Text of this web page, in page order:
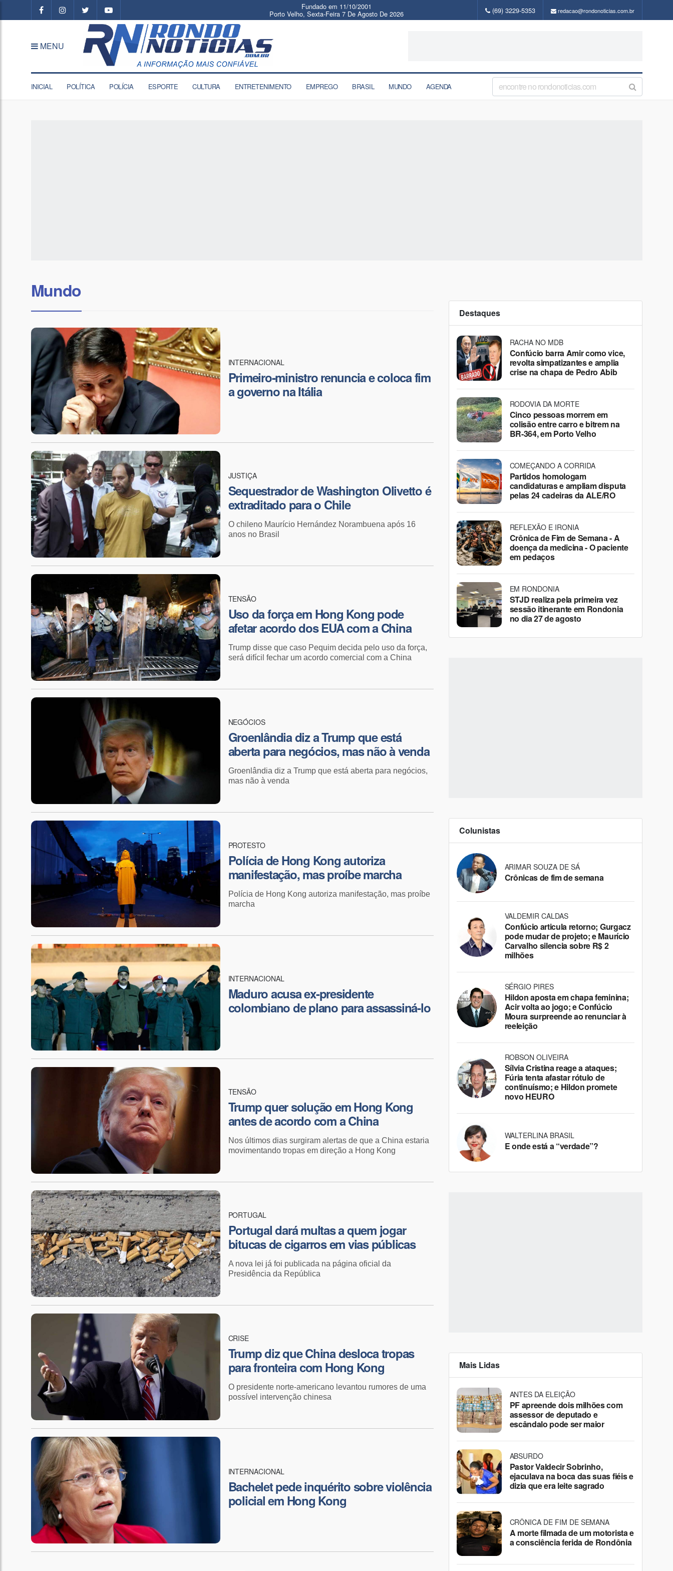
Fundado em 11/10/2001
Porto Velho, Sexta-Feira 7 De Agosto De 2026 (69) 3229-5353 redacao@rondonoticias.com.br
MENU
INICIAL POLÍTICA POLÍCIA ESPORTE CULTURA ENTRETENIMENTO EMPREGO BRASIL MUNDO AGENDA
Mundo
INTERNACIONAL
Primeiro-ministro renuncia e coloca fim
a governo na Itália
JUSTIÇA
Sequestrador de Washington Olivetto é
extraditado para o Chile
O chileno Maurício Hernández Norambuena após 16
anos no Brasil
TENSÃO
Uso da força em Hong Kong pode
afetar acordo dos EUA com a China
Trump disse que caso Pequim decida pelo uso da força,
será difícil fechar um acordo comercial com a China
NEGÓCIOS
Groenlândia diz a Trump que está
aberta para negócios, mas não à venda
Groenlândia diz a Trump que está aberta para negócios,
mas não à venda
PROTESTO
Polícia de Hong Kong autoriza
manifestação, mas proíbe marcha
Polícia de Hong Kong autoriza manifestação, mas proíbe
marcha
INTERNACIONAL
Maduro acusa ex-presidente
colombiano de plano para assassiná-lo
TENSÃO
Trump quer solução em Hong Kong
antes de acordo com a China
Nos últimos dias surgiram alertas de que a China estaria
movimentando tropas em direção a Hong Kong
PORTUGAL
Portugal dará multas a quem jogar
bitucas de cigarros em vias públicas
A nova lei já foi publicada na página oficial da
Presidência da República
CRISE
Trump diz que China desloca tropas
para fronteira com Hong Kong
O presidente norte-americano levantou rumores de uma
possível intervenção chinesa
INTERNACIONAL
Bachelet pede inquérito sobre violência
policial em Hong Kong
Destaques
RACHA NO MDB
Confúcio barra Amir como vice,
revolta simpatizantes e amplia
crise na chapa de Pedro Abib
RODOVIA DA MORTE
Cinco pessoas morrem em
colisão entre carro e bitrem na
BR-364, em Porto Velho
COMEÇANDO A CORRIDA
Partidos homologam
candidaturas e ampliam disputa
pelas 24 cadeiras da ALE/RO
REFLEXÃO E IRONIA
Crônica de Fim de Semana - A
doença da medicina - O paciente
em pedaços
EM RONDONIA
STJD realiza pela primeira vez
sessão itinerante em Rondonia
no dia 27 de agosto
Colunistas
ARIMAR SOUZA DE SÁ
Crônicas de fim de semana
VALDEMIR CALDAS
Confúcio articula retorno; Gurgacz
pode mudar de projeto; e Maurício
Carvalho silencia sobre R$ 2
milhões
SÉRGIO PIRES
Hildon aposta em chapa feminina;
Acir volta ao jogo; e Confúcio
Moura surpreende ao renunciar à
reeleição
ROBSON OLIVEIRA
Sílvia Cristina reage a ataques;
Fúria tenta afastar rótulo de
continuísmo; e Hildon promete
novo HEURO
WALTERLINA BRASIL
E onde está a “verdade”?
Mais Lidas
ANTES DA ELEIÇÃO
PF apreende dois milhões com
assessor de deputado e
escândalo pode ser maior
ABSURDO
Pastor Valdecir Sobrinho,
ejaculava na boca das suas fiéis e
dizia que era leite sagrado
CRÔNICA DE FIM DE SEMANA
A morte filmada de um motorista e
a consciência ferida de Rondônia